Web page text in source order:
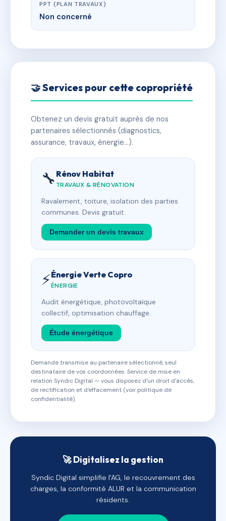
PPT (PLAN TRAVAUX)
Non concerné
🤝 Services pour cette copropriété
Obtenez un devis gratuit auprès de nos
partenaires sélectionnés (diagnostics,
assurance, travaux, énergie…).
🔧 Rénov Habitat
TRAVAUX & RÉNOVATION
Ravalement, toiture, isolation des parties
communes. Devis gratuit.
Demander un devis travaux
⚡Énergie Verte Copro
ÉNERGIE
Audit énergétique, photovoltaïque
collectif, optimisation chauffage.
Étude énergétique
Demande transmise au partenaire sélectionné, seul
destinataire de vos coordonnées. Service de mise en
relation Syndic Digital — vous disposez d'un droit d'accès,
de rectification et d'effacement (voir politique de
confidentialité).
🚀 Digitalisez la gestion
Syndic Digital simplifie l'AG, le recouvrement des
charges, la conformité ALUR et la communication
résidents.